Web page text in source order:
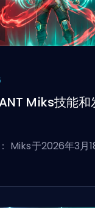
Miks技能和